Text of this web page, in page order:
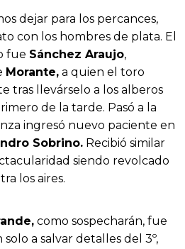
dejar para los percances,
con los hombres de plata. El
fue Sánchez Araujo,
Morante, a quien el toro
tras llevárselo a los alberos
de la tarde. Pasó a la
ingresó nuevo paciente en
Sobrino. Recibió similar
siendo revolcado
los aires.
como sospecharán, fue
a salvar detalles del 3º,